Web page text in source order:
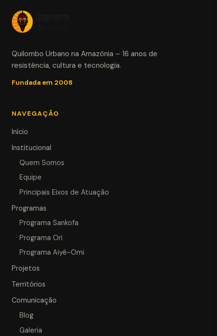
Quilombo Urbano na Amazônia – 16 anos de
resistência, cultura e tecnologia.
Fundada em 2008
NAVEGAÇÃO
Início
Institucional
Quem Somos
Equipe
Principais Eixos de Atuação
Programas
Programa Sankofa
Programa Ori
Programa Aiyê-Omi
Projetos
Territórios
Comunicação
Blog
Galeria